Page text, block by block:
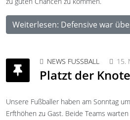
Weiterlesen: Defensive war
NEWS FUSSBALL 15.
Platzt der
Unsere Fußballer haben am Sonntag
Erfthöhen zu Gast. Beide Teams